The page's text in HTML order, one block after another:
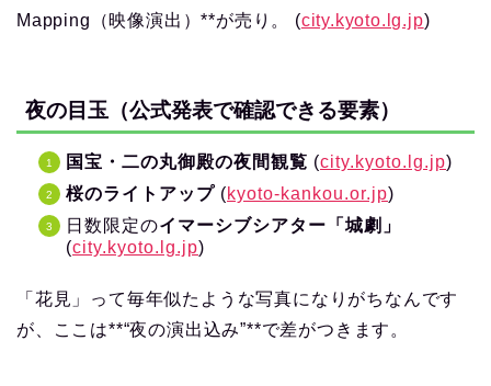
Mapping（映像演出）**が売り。 (city.kyoto.lg.jp)
夜の目玉（公式発表で確認できる要素）
国宝・二の丸御殿の夜間観覧 (city.kyoto.lg.jp)
桜のライトアップ (kyoto-kankou.or.jp)
日数限定のイマーシブシアター「城劇」
(city.kyoto.lg.jp)
「花見」って毎年似たような写真になりがちなんです
が、ここは**“夜の演出込み”**で差がつきます。